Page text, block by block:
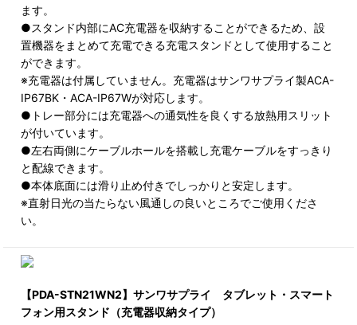
ます。
●スタンド内部にAC充電器を収納することができるため、設
置機器をまとめて充電できる充電スタンドとして使用すること
ができます。
※充電器は付属していません。充電器はサンワサプライ製ACA-
IP67BK・ACA-IP67Wが対応します。
●トレー部分には充電器への通気性を良くする放熱用スリット
が付いています。
●左右両側にケーブルホールを搭載し充電ケーブルをすっきり
と配線できます。
●本体底面には滑り止め付きでしっかりと安定します。
※直射日光の当たらない風通しの良いところでご使用くださ
い。
【PDA-STN21WN2】サンワサプライ タブレット・スマート
フォン用スタンド（充電器収納タイプ）